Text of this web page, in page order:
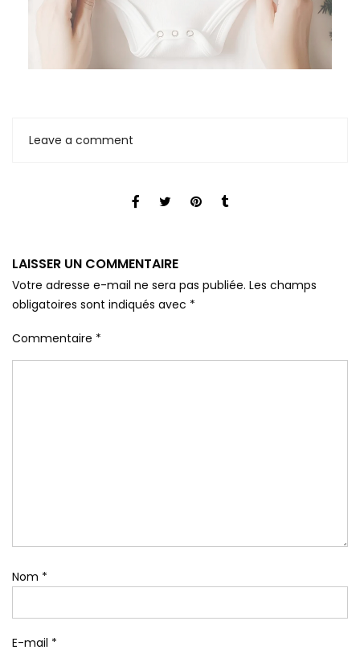
Leave a comment
LAISSER UN COMMENTAIRE
Votre adresse e-mail ne sera pas publiée. Les champs
obligatoires sont indiqués avec *
Commentaire *
Nom *
E-mail *